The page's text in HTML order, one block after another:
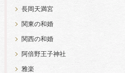
長岡天満宮
関東の和婚
関西の和婚
阿倍野王子神社
雅楽